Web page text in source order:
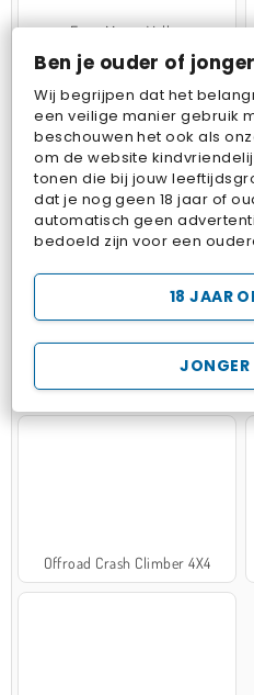
Ben je ouder of
Wij begrijpen dat het
een veilige manier gebruik
beschouwen het ook als
om de website
tonen die bij jouw
dat je nog geen 18 jaar of
automatisch geen
bedoeld zijn voor een
JONGER
18 JAAR
Farm Merge Valley
Pop Fruit
Hospital Surgeon Doctor Game
Offroad Crash Climber 4X4